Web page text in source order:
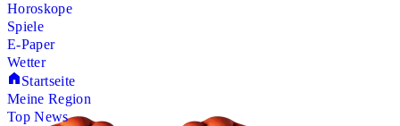
Horoskope
Spiele
E-Paper
Wetter
Startseite
Meine Region
Top News